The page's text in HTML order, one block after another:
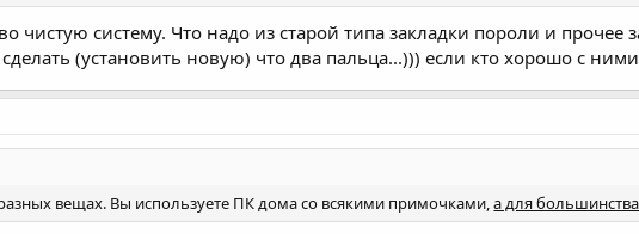
чистую систему. Что надо из старой типа закладки пороли и
(установить новую) что два пальца...))) если кто хорошо с
вещах. Вы используете ПК дома со всякими примочками,а для